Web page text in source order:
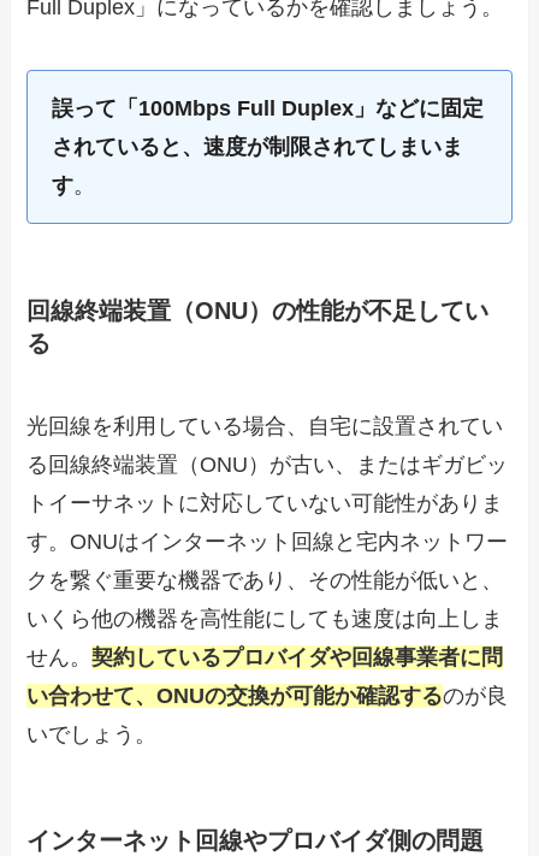
Full Duplex」になっているかを確認しましょう。
誤って「100Mbps Full Duplex」などに固定
されていると、速度が制限されてしまいま
す。
回線終端装置（ONU）の性能が不足してい
る
光回線を利用している場合、自宅に設置されてい
る回線終端装置（ONU）が古い、またはギガビッ
トイーサネットに対応していない可能性がありま
す。ONUはインターネット回線と宅内ネットワー
クを繋ぐ重要な機器であり、その性能が低いと、
いくら他の機器を高性能にしても速度は向上しま
せん。契約しているプロバイダや回線事業者に問
い合わせて、ONUの交換が可能か確認するのが良
いでしょう。
インターネット回線やプロバイダ側の問題